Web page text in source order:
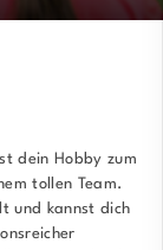
dein Hobby zum
tollen Team.
und kannst dich